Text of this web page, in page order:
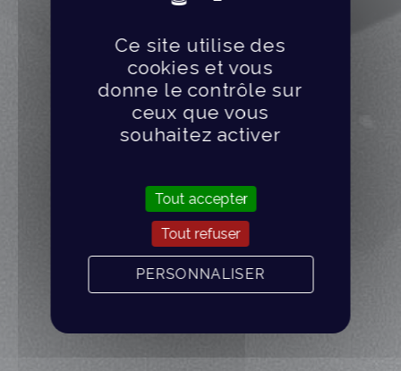
Ce site utilise des
cookies et vous
donne le contrôle sur
ceux que vous
souhaitez activer
Tout accepter
Tout refuser
PERSONNALISER